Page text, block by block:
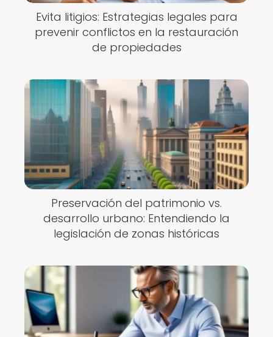
Evita litigios: Estrategias legales para
prevenir conflictos en la restauración
de propiedades
Preservación del patrimonio vs.
desarrollo urbano: Entendiendo la
legislación de zonas históricas